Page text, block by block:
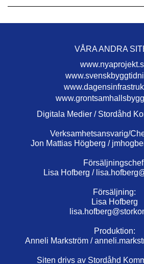
VÅRA ANDRA
Digitala Medier / Stordåhd
Verksamhetsansvarig/
Jon Mattias Högberg /
Lisa Hofberg /
Försäljning:
Lisa Hofberg
Produktion:
Anneli Markström /
Siten drivs av Stordåhd